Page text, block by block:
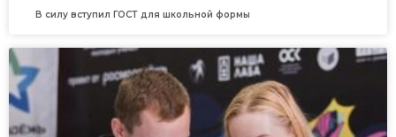
В силу вступил ГОСТ для школьной формы